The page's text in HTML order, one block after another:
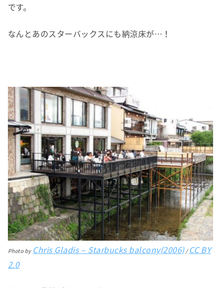
です。
なんとあのスターバックスにも納涼床が…！
Photo by Chris Gladis – Starbucks balcony(2006)/ CC BY
2.0